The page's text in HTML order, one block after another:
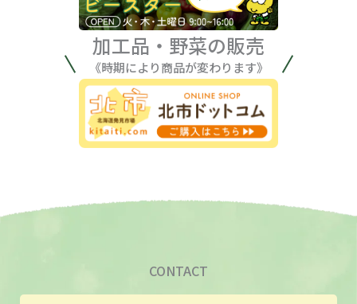
加工品・野菜の販売
《時期により商品が変わります》
CONTACT